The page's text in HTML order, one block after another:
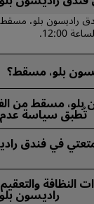
12:00.
بلو، مسقط؟
مسقط من
تُطبق سياسة عدم
من الفنادق التي
في فندق
في فندق راديسون
النظافة
راديسون